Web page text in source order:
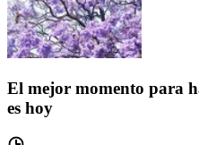
El mejor momento para
es hoy